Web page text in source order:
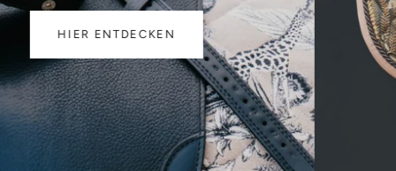
JETZT ENTDECKEN